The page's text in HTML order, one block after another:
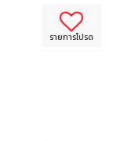
รายการโปรด